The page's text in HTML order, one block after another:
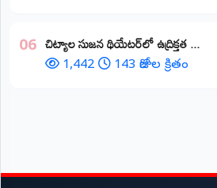
06 చిట్యాల సుజన థియేటర్‌లో ఉద్రిక్తత ...
1,442 143 రోజుల క్రితం